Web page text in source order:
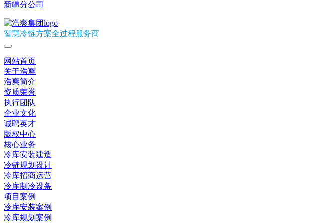
新疆分公司
智慧冷链方案全过程服务商
网站首页
关于浩爽
浩爽简介
资质荣誉
执行团队
企业文化
诚聘英才
版权中心
核心业务
冷库安装建造
冷链规划设计
冷库招商运营
冷库制冷设备
项目案例
冷库安装案例
冷库规划案例